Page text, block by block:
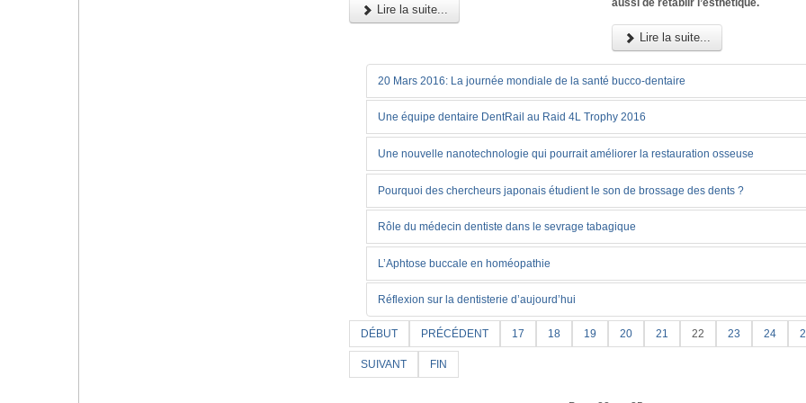
Lire la suite... aussi de rétablir l’esthétique.
Lire la suite...
20 Mars 2016: La journée mondiale de la santé bucco-dentaire
Une équipe dentaire DentRail au Raid 4L Trophy 2016
Une nouvelle nanotechnologie qui pourrait améliorer la restauration osseuse
Pourquoi des chercheurs japonais étudient le son de brossage des dents ?
Rôle du médecin dentiste dans le sevrage tabagique
L’Aphtose buccale en homéopathie
Réflexion sur la dentisterie d’aujourd’hui
DÉBUT PRÉCÉDENT 17 18 19 20 21 22 23 24
SUIVANT FIN